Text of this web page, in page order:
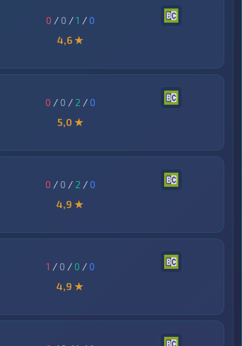
0 / 0 /1 /0
4,6 ★
0 / 0 / 2 /0
5,0 ★
0 / 0 / 2 /0
4,9 ★
1 / 0 / 0 /0
4,9 ★